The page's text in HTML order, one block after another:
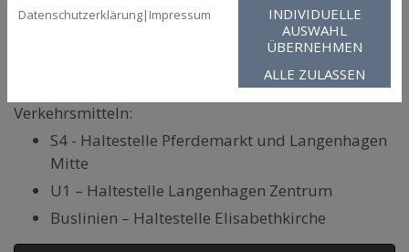
Sie erreichen uns mit den öffentlichen
Verkehrsmitteln:
S4 - Haltestelle Pferdemarkt und Langenhagen
Mitte
U1 – Haltestelle Langenhagen Zentrum
Buslinien – Haltestelle Elisabethkirche
Datenschutzerklärung| Impressum
INDIVIDUELLE
AUSWAHL
ÜBERNEHMEN
ALLE ZULASSEN